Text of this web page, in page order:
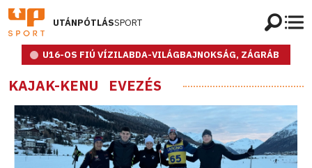
UTÁNPÓTLÁSSPORT
U16-OS FIÚ VÍZILABDA-VILÁGBAJNOKSÁG, ZÁGRÁB
KAJAK-KENU EVEZÉS